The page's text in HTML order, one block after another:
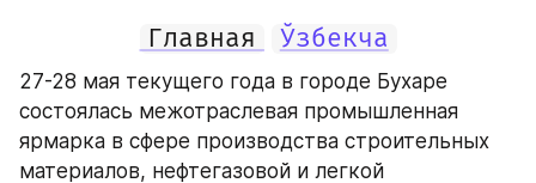
Главная Ўзбекча
27-28 мая текущего года в городе Бухаре
состоялась межотраслевая промышленная
ярмарка в сфере производства строительных
материалов, нефтегазовой и легкой